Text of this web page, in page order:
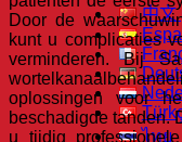
中文
ไทย
Door de
kunt u complicaties
verminderen. Bij
oplossingen voor
beschadigde tanden.
u tijdig